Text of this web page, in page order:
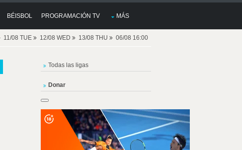
BÉISBOL PROGRAMACIÓN TV MÁS
11/08 TUE 12/08 WED 13/08 THU 06/08 16:00
Todas las ligas
Donar